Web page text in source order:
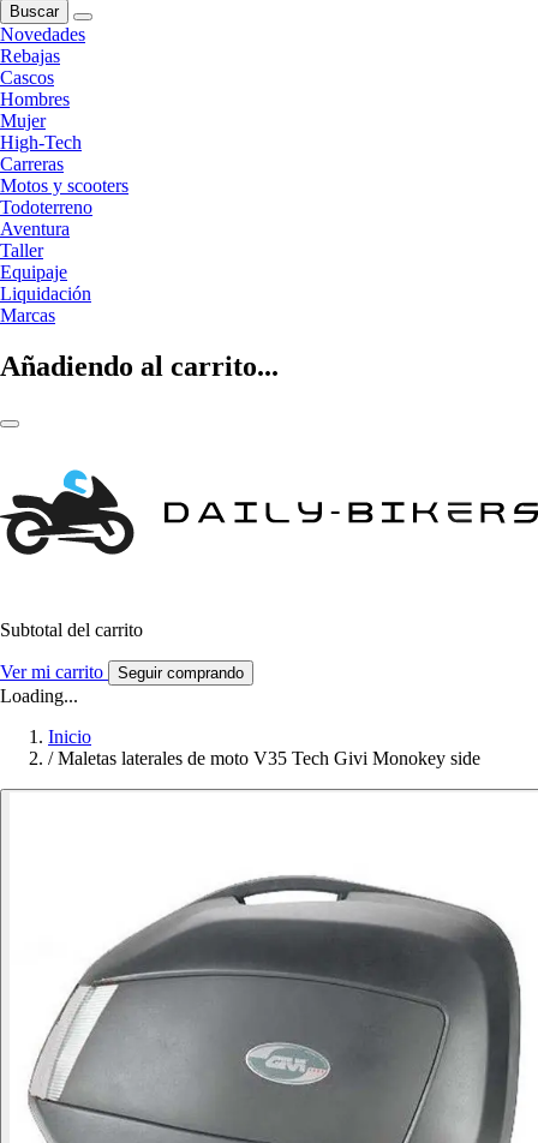
Buscar
Novedades
Rebajas
Cascos
Hombres
Mujer
High-Tech
Carreras
Motos y scooters
Todoterreno
Aventura
Taller
Equipaje
Liquidación
Marcas
Añadiendo al carrito...
Subtotal del carrito
Ver mi carrito Seguir comprando
Loading...
Inicio
/ Maletas laterales de moto V35 Tech Givi Monokey side